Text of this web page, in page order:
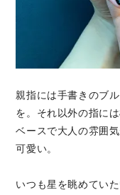
親指には手書きのブ
を。それ以外の指に
ベースで大人の雰囲
可愛い。
いつも星を眺めてい